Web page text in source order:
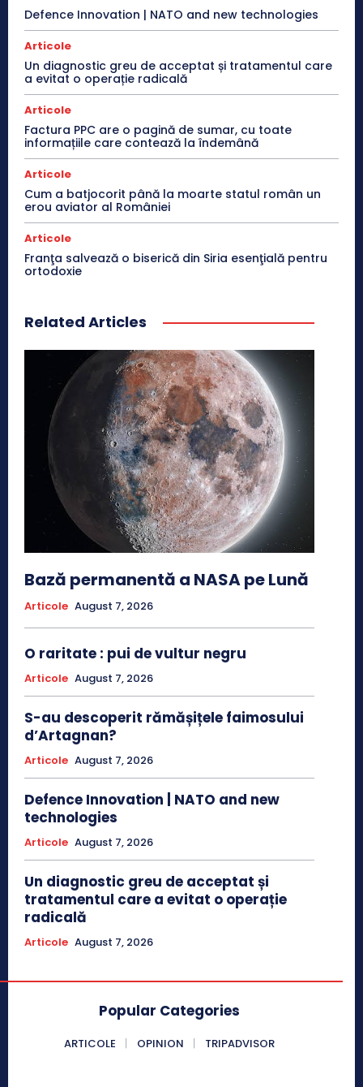
Defence Innovation | NATO and new technologies
Articole
Un diagnostic greu de acceptat și tratamentul care
a evitat o operație radicală
Articole
Factura PPC are o pagină de sumar, cu toate
informațiile care contează la îndemână
Articole
Cum a batjocorit până la moarte statul român un
erou aviator al României
Articole
Franţa salvează o biserică din Siria esenţială pentru
ortodoxie
Related Articles
Bază permanentă a NASA pe Lună
Articole August 7, 2026
O raritate : pui de vultur negru
Articole August 7, 2026
S-au descoperit rămășițele faimosului
d’Artagnan?
Articole August 7, 2026
Defence Innovation | NATO and new
technologies
Articole August 7, 2026
Un diagnostic greu de acceptat și
tratamentul care a evitat o operație
radicală
Articole August 7, 2026
Popular Categories
ARTICOLE OPINION TRIPADVISOR